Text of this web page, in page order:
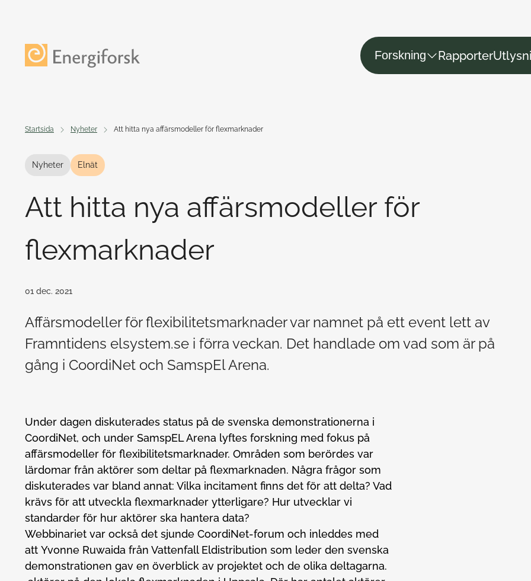
Forskning Rapporter
Startsida Nyheter Att hitta nya affärsmodeller för flexmarknader
Nyheter Elnät
Att hitta nya affärsmodeller för
flexmarknader
01 dec. 2021
Affärsmodeller för flexibilitetsmarknader var namnet på ett event lett av
Framntidens elsystem.se i förra veckan. Det handlade om vad som är på
gång i CoordiNet och SamspEl Arena.
Under dagen diskuterades status på de svenska demonstrationerna i
CoordiNet, och under SamspEL Arena lyftes forskning med fokus på
affärsmodeller för flexibilitetsmarknader. Områden som berördes var
lärdomar från aktörer som deltar på flexmarknaden. Några frågor som
diskuterades var bland annat: Vilka incitament finns det för att delta? Vad
krävs för att utveckla flexmarknader ytterligare? Hur utvecklar vi
standarder för hur aktörer ska hantera data?
Webbinariet var också det sjunde CoordiNet-forum och inleddes med
att Yvonne Ruwaida från Vattenfall Eldistribution som leder den svenska
demonstrationen gav en överblick av projektet och de olika deltagarna.